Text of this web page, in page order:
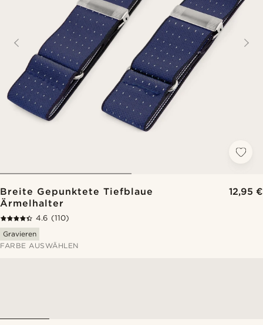
Breite Gepunktete Tiefblaue
Ärmelhalter
12,95 €
4.6 (110)
Gravieren
FARBE AUSWÄHLEN